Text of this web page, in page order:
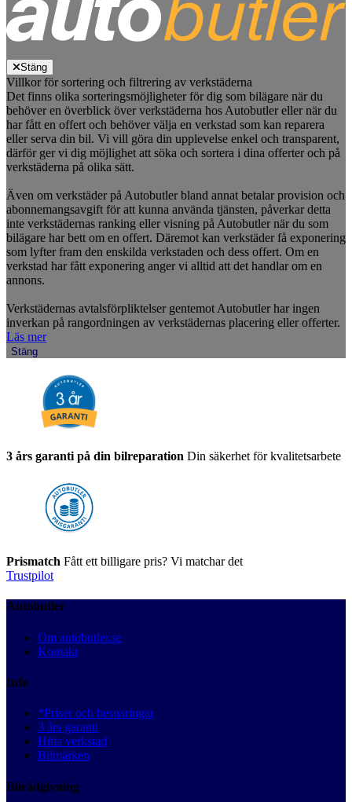
Stäng
Villkor för sortering och filtrering av verkstäderna
Det finns olika sorteringsmöjligheter för dig som bilägare när du
behöver en överblick över verkstäderna hos Autobutler eller när du
har fått en offert och behöver välja en verkstad som kan reparera
eller serva din bil. Vi vill göra din upplevelse enkel och transparent,
därför ger vi dig möjlighet att söka och sortera i dina offerter och på
verkstäderna på olika sätt.
Även om verkstäder på Autobutler bland annat betalar provision och
abonnemangsavgift för att kunna använda tjänsten, påverkar detta
inte verkstädernas ranking eller visning på Autobutler när du som
bilägare har bett om en offert. Däremot kan verkstäder få exponering
som lyfter fram den enskilda verkstaden och dess offert. Om en
verkstad har fått exponering anger vi alltid att det handlar om en
annons.
Verkstädernas avtalsförpliktelser gentemot Autobutler har ingen
inverkan på rangordningen av verkstädernas placering eller offerter.
Läs mer
Stäng
3 års garanti på din bilreparation Din säkerhet för kvalitetsarbete
Prismatch Fått ett billigare pris? Vi matchar det
Trustpilot
Autobutler
Om autobutler.se
Kontakt
Info
*Priser och besparingar
3 års garanti
Hitta verkstad
Bilmärken
Bilrådgivning